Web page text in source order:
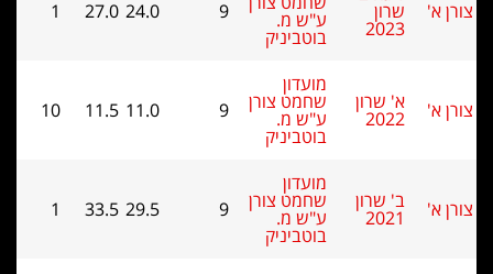
שרון
2023 ע"ש מ.
בוטביניק
9
24.0
27.0
1
א' שרון
2022
שחמט צורן
ע"ש מ.
בוטביניק
9
11.0
11.5
10
ב' שרון
2021
שחמט צורן
ע"ש מ.
בוטביניק
9
29.5
33.5
1